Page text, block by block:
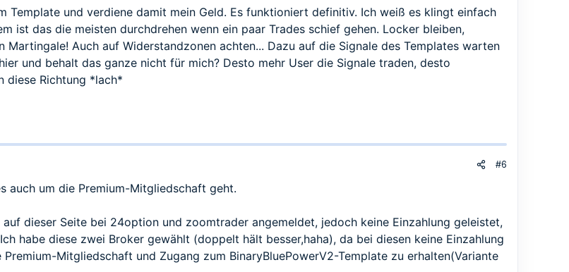
Template und verdiene damit mein Geld. Es funktioniert definitiv. Ich weiß es klingt einfach
ist das die meisten durchdrehen wenn ein paar Trades schief gehen. Locker bleiben,
Martingale! Auch auf Widerstandzonen achten... Dazu auf die Signale des Templates warten
und behalt das ganze nicht für mich? Desto mehr User die Signale traden, desto
diese Richtung *lach*
#6
auch um die Premium-Mitgliedschaft geht.
dieser Seite bei 24option und zoomtrader angemeldet, jedoch keine Einzahlung geleistet,
habe diese zwei Broker gewählt (doppelt hält besser,haha), da bei diesen keine Einzahlung
Mitgliedschaft und Zugang zum BinaryBluePowerV2-Template zu erhalten(Variante